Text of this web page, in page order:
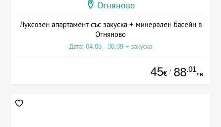
Огняново
Луксозен апартамент със закуска + минерален басейн в
Огняново
Дата: 04.08 - 30.09 + закуска
45€ / 88.01
лв.